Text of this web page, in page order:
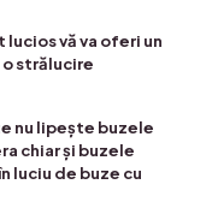
vă va oferi un
strălucire
nu lipește buzele
chiar și buzele
luciu de buze cu